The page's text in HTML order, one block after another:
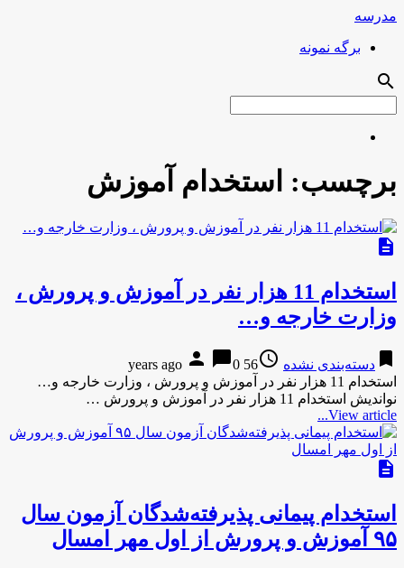
مدرسه
برگه نمونه
search
برچسب: استخدام آموزش
description
استخدام 11 هزار نفر در آموزش و پرورش ،
وزارت خارجه و…
bookmark دسته‌بندی نشده access_time
56 years ago
person chat_bubble0
استخدام 11 هزار نفر در آموزش و پرورش ، وزارت خارجه و…
نواندیش استخدام 11 هزار نفر در آموزش و پرورش …
View article...
description
استخدام پیمانی پذیرفته‌شدگان آزمون سال
۹۵ آموزش و پرورش از اول مهر امسال